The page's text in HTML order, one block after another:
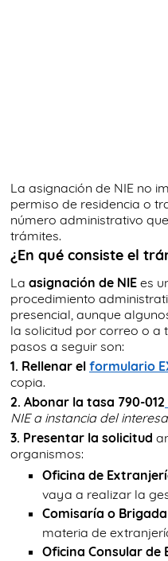
La asignación de NIE no
permiso de residencia o
número administrativo
trámites.
¿En qué consiste el
La asignación de NIE es
procedimiento
presencial, aunque
la solicitud por correo o a
pasos a seguir son:
1. Rellenar el formulario
copia.
2. Abonar la tasa 790-012
NIE a instancia del
3. Presentar la solicitud
organismos:
Oficina de
vaya a realizar la
Comisaría o
materia de
Oficina Consular de